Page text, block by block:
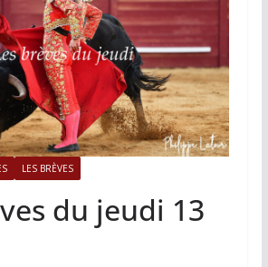
LES BRÈVES
du jeudi 13